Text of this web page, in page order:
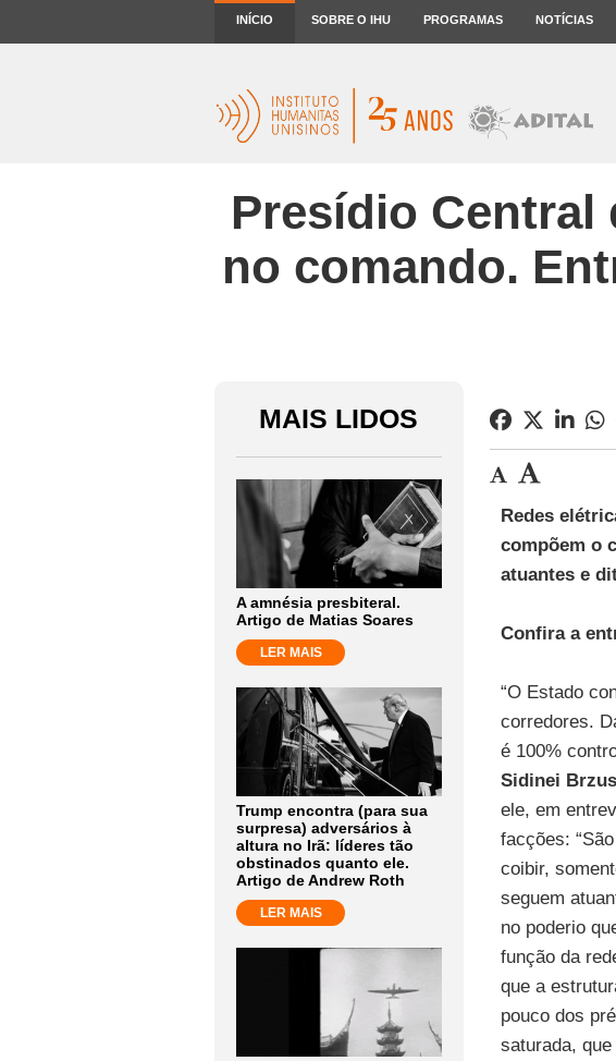
INÍCIO SOBRE O IHU PROGRAMAS NOTÍCIAS
Presídio Central
no comando.
MAIS LIDOS
A amnésia presbiteral.
Artigo de Matias Soares
LER MAIS
Trump encontra (para sua
surpresa) adversários à
altura no Irã: líderes tão
obstinados quanto ele.
Artigo de Andrew Roth
LER MAIS
Redes
compõem o
atuantes e
Confira a
“O Estado
corredores.
é 100%
Sidinei
ele, em
facções:
coibir,
seguem
no poderio
função da
que a
pouco dos
saturada,